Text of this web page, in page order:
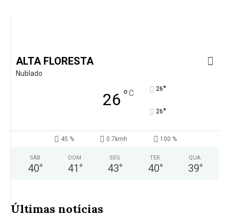
ALTA FLORESTA
Nublado
26 °C 26°
26°
45 % 0.7kmh 100 %
SÁB
40°
DOM
41 °
SEG
43°
TER
40°
QUA
39°
Últimas notícias